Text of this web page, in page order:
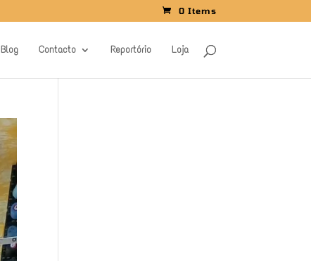
0 Items
Blog Contacto Reportório Loja